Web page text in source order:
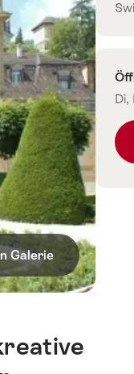
Galerie
Di,